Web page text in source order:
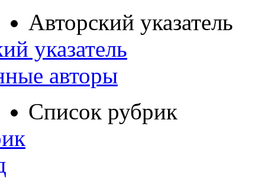
Авторский указатель
указатель
авторы
Список рубрик